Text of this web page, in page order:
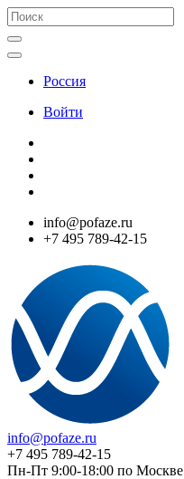
Россия
Войти
info@pofaze.ru
+7 495 789-42-15
info@pofaze.ru
+7 495 789-42-15
Пн-Пт 9:00-18:00 по Москве